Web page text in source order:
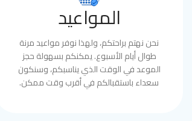
المواعيد
نحن نهتم براحتكم، ولهذا نوفر مواعيد مرنة
طوال أيام الأسبوع. يمكنكم بسهولة حجز
الموعد في الوقت الذي يناسبكم، وسنكون
سعداء باستقبالكم في أقرب وقت ممكن.